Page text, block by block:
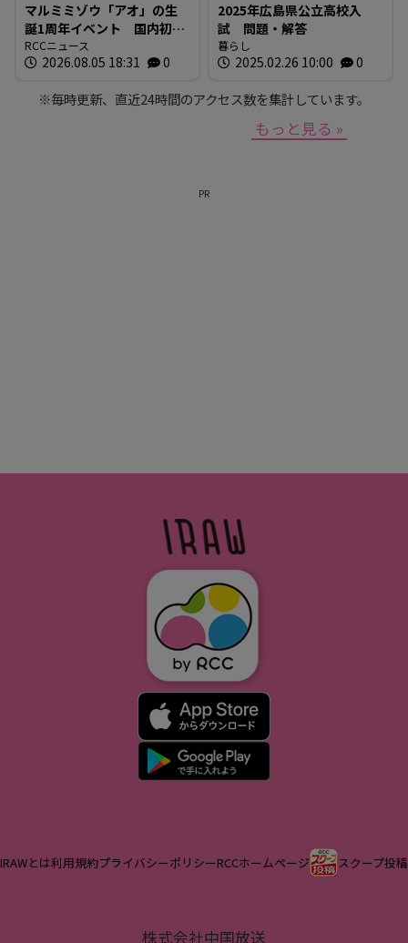
マルミミゾウ「アオ」の生
誕1周年イベント 国内初の
繁殖成功 全国のファンに
よる「思い出の一枚」も展
RCCニュース
2026.08.05 18:31 0
2025年広島県公立高校入
試 問題・解答
暮らし
2025.02.26 10:00 0
※毎時更新、直近24時間のアクセス数を集計しています。
もっと見る »
PR
IRAWとは利用規約プライバシーポリシーRCCホームページ スクープ投稿
株式会社中国放送